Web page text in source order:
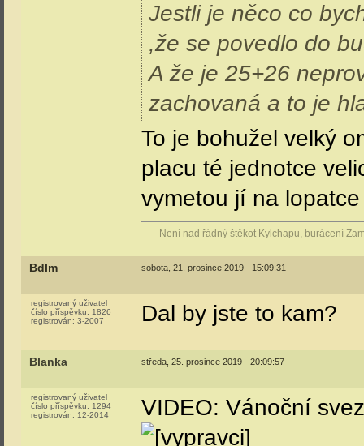
Jestli je něco co
,že se povedlo do
A že je 25+26
zachovaná a to je
To je bohužel velký
placu té jednotce
vymetou jí na
Není nad řádný štěkot Kylchapu, burácení
Bdlm sobota, 21. prosince 2019 - 15:09:31
registrovaný uživatel
číslo příspěvku: 1826
registrován: 3-2007 Dal by jste to kam?
Blanka středa, 25. prosince 2019 - 20:09:57
registrovaný uživatel
číslo příspěvku: 1294
registrován: 12-2014 VIDEO: Vánoční